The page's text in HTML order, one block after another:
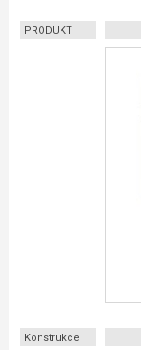
PRODUKT
Konstrukce